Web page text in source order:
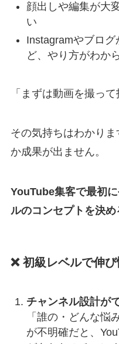
顔出しや編集が大
い
Instagramやブログ
ど、やり方がわか
「まずは動画を撮って
その気持ちはわかり
か成果が出ません。
YouTube集客で最初
ルのコンセプトを決め
❌ 初級レベルで伸
チャンネル設計が
「誰の・どんな悩
が不明確だと、